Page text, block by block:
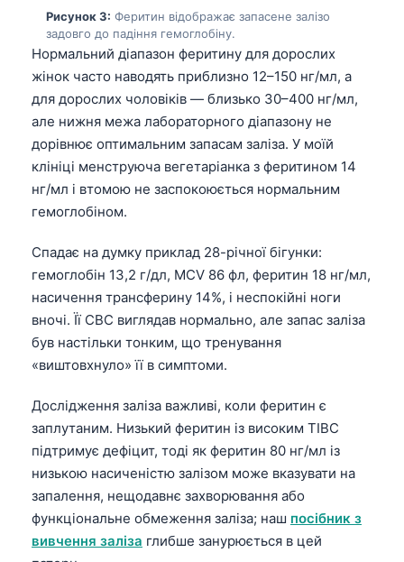
Рисунок 3: Феритин відображає запасене залізо
задовго до падіння гемоглобіну.
Нормальний діапазон феритину для дорослих
жінок часто наводять приблизно 12–150 нг/мл, а
для дорослих чоловіків — близько 30–400 нг/мл,
але нижня межа лабораторного діапазону не
дорівнює оптимальним запасам заліза. У моїй
клініці менструюча вегетаріанка з феритином 14
нг/мл і втомою не заспокоюється нормальним
гемоглобіном.
Спадає на думку приклад 28-річної бігунки:
гемоглобін 13,2 г/дл, MCV 86 фл, феритин 18 нг/мл,
насичення трансферину 14%, і неспокійні ноги
вночі. Її CBC виглядав нормально, але запас заліза
був настільки тонким, що тренування
«виштовхнуло» її в симптоми.
Дослідження заліза важливі, коли феритин є
заплутаним. Низький феритин із високим TIBC
підтримує дефіцит, тоді як феритин 80 нг/мл із
низькою насиченістю залізом може вказувати на
запалення, нещодавнє захворювання або
функціональне обмеження заліза; наш посібник з
вивчення заліза глибше занурюється в цей